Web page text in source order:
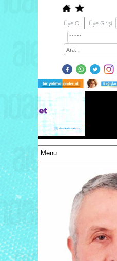
Üye Ol Üye Girişi